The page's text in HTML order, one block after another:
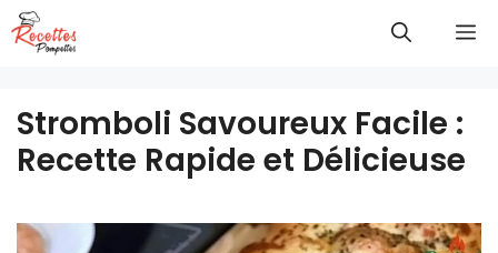
Aller
au
Stromboli Savoureux Facile :
Recette Rapide et Délicieuse